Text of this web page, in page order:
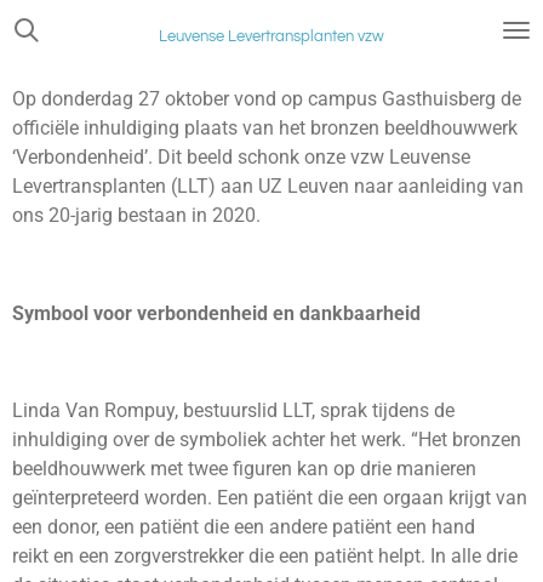
Ga
de
hoofdinhoud
Leuvense Levertransplanten vzw
Op donderdag 27 oktober vond op campus Gasthuisberg de
officiële inhuldiging plaats van het bronzen beeldhouwwerk
‘Verbondenheid’. Dit beeld schonk onze vzw Leuvense
Levertransplanten (LLT) aan UZ Leuven naar aanleiding van
ons 20-jarig bestaan in 2020.
Symbool voor verbondenheid en dankbaarheid
Linda Van Rompuy, bestuurslid LLT, sprak tijdens de
inhuldiging over de symboliek achter het werk. “Het bronzen
beeldhouwwerk met twee figuren kan op drie manieren
geïnterpreteerd worden. Een patiënt die een orgaan krijgt van
een donor, een patiënt die een andere patiënt een hand
reikt en een zorgverstrekker die een patiënt helpt. In alle drie